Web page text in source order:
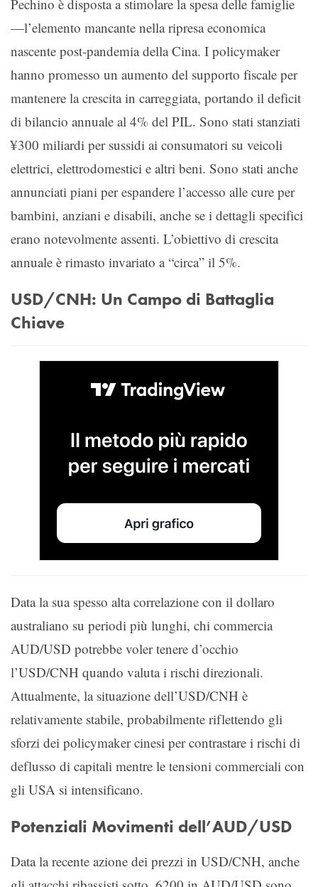
Pechino è disposta a stimolare la spesa delle famiglie
—l’elemento mancante nella ripresa economica
nascente post-pandemia della Cina. I policymaker
hanno promesso un aumento del supporto fiscale per
mantenere la crescita in carreggiata, portando il deficit
di bilancio annuale al 4% del PIL. Sono stati stanziati
¥300 miliardi per sussidi ai consumatori su veicoli
elettrici, elettrodomestici e altri beni. Sono stati anche
annunciati piani per espandere l’accesso alle cure per
bambini, anziani e disabili, anche se i dettagli specifici
erano notevolmente assenti. L’obiettivo di crescita
annuale è rimasto invariato a “circa” il 5%.
USD/CNH: Un Campo di Battaglia
Chiave
Data la sua spesso alta correlazione con il dollaro
australiano su periodi più lunghi, chi commercia
AUD/USD potrebbe voler tenere d’occhio
l’USD/CNH quando valuta i rischi direzionali.
Attualmente, la situazione dell’USD/CNH è
relativamente stabile, probabilmente riflettendo gli
sforzi dei policymaker cinesi per contrastare i rischi di
deflusso di capitali mentre le tensioni commerciali con
gli USA si intensificano.
Potenziali Movimenti dell’AUD/USD
Data la recente azione dei prezzi in USD/CNH, anche